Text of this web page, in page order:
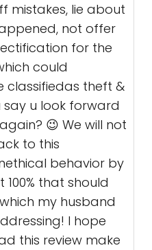
mistakes, lie about
not offer
for the
could
classifiedas theft &
say u look forward
😉 We will not
to this
behavior by
that should
my husband
I hope
this review make